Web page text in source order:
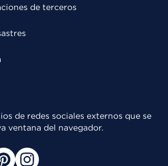
de terceros
de redes sociales externos que se
ventana del navegador.